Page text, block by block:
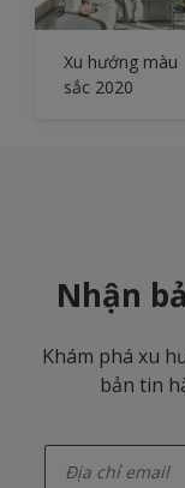
Xu hướng màu
sắc 2020
Nhận
Khám phá xu
bản tin